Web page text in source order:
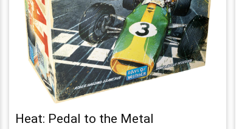
Heat: Pedal to the Metal